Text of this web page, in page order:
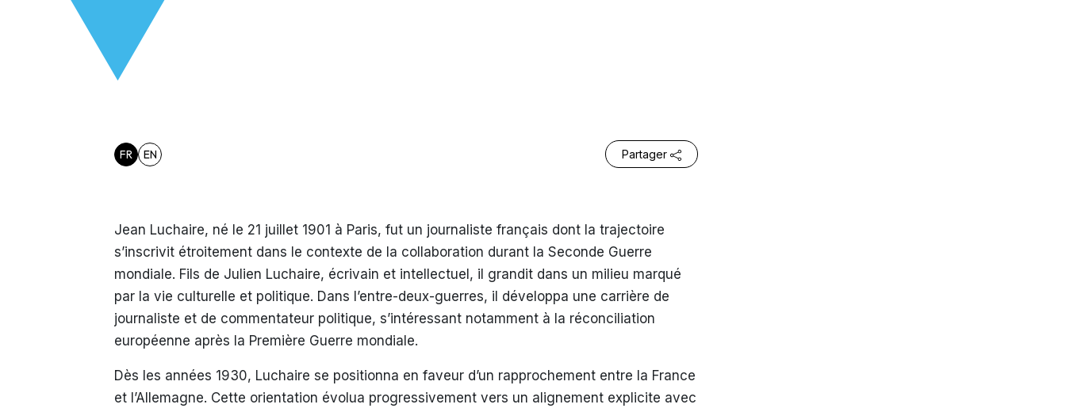
FR EN Partager
Jean Luchaire, né le 21 juillet 1901 à Paris, fut un journaliste français dont la trajectoire
s’inscrivit étroitement dans le contexte de la collaboration durant la Seconde Guerre
mondiale. Fils de Julien Luchaire, écrivain et intellectuel, il grandit dans un milieu marqué
par la vie culturelle et politique. Dans l’entre-deux-guerres, il développa une carrière de
journaliste et de commentateur politique, s’intéressant notamment à la réconciliation
européenne après la Première Guerre mondiale.
Dès les années 1930, Luchaire se positionna en faveur d’un rapprochement entre la France
et l’Allemagne. Cette orientation évolua progressivement vers un alignement explicite avec